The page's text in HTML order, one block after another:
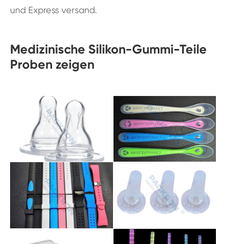
und Express versand.
Medizinische Silikon-Gummi-Teile
Proben zeigen